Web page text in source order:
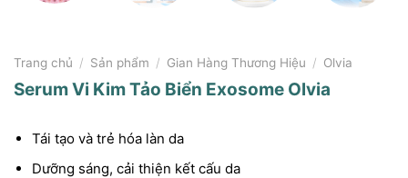
Trang chủ / Sản phẩm / Gian Hàng Thương Hiệu / Olvia
Serum Vi Kim Tảo Biển Exosome Olvia
Tái tạo và trẻ hóa làn da
Dưỡng sáng, cải thiện kết cấu da